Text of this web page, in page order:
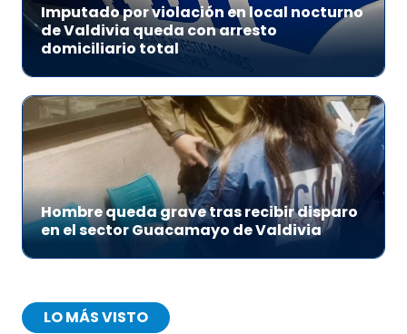
Imputado por violación en local nocturno
de Valdivia queda con arresto
domiciliario total
Hombre queda grave tras recibir disparo
en el sector Guacamayo de Valdivia
LO MÁS VISTO